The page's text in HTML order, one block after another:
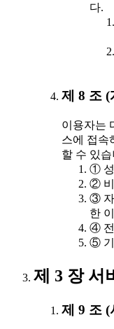
다.
제 8 조 (
이용자는
스에 접속
할 수 있습
① 성
② 비
③ 자
한
④ 전
⑤ 기
제 3 장 서
제 9 조 (